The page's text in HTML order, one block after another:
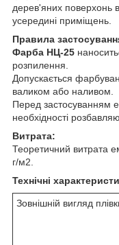
дерев'яних поверхонь
усередині приміщень.
Правила
Фарба НЦ-25
розпилення.
Допускається
валиком або наливом.
Перед застосуванням
необхідності
Витрата:
Теоретичний витрата
г/м2.
Технічні
Зовнішній вигляд